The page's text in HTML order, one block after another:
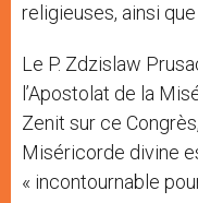
religieuses, ainsi
Le P. Zdzislaw
l’Apostolat de la
Zenit sur ce
Miséricorde divine
« incontournable